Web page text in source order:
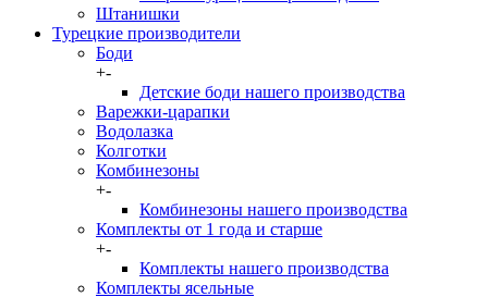
Штанишки
Турецкие производители
Боди
+-
Детские боди нашего производства
Варежки-царапки
Водолазка
Колготки
Комбинезоны
+-
Комбинезоны нашего производства
Комплекты от 1 года и старше
+-
Комплекты нашего производства
Комплекты ясельные